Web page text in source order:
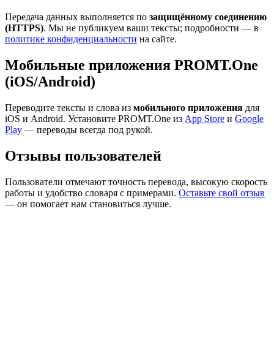
Передача данных выполняется по защищённому соединению
(HTTPS). Мы не публикуем ваши тексты; подробности — в
политике конфиденциальности на сайте.
Мобильные приложения PROMT.One
(iOS/Android)
Переводите тексты и слова из мобильного приложения для
iOS и Android. Установите PROMT.One из App Store и Google
Play — переводы всегда под рукой.
Отзывы пользователей
Пользователи отмечают точность перевода, высокую скорость
работы и удобство словаря с примерами. Оставьте свой отзыв
— он помогает нам становиться лучше.